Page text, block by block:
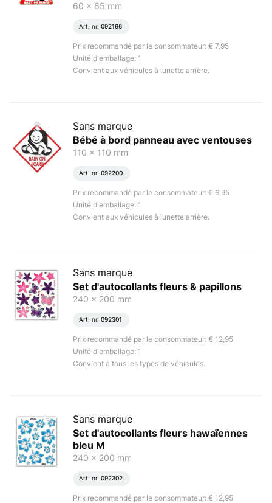
60 x 65 mm
Art. nr. 092196
Prix recommandé par le consommateur: € 7,95
Unité d'emballage: 1
Convient aux véhicules à lunette arrière.
Sans marque
Bébé à bord panneau avec ventouses
110 x 110 mm
Art. nr. 092200
Prix recommandé par le consommateur: € 6,95
Unité d'emballage: 1
Convient aux véhicules à lunette arrière.
Sans marque
Set d'autocollants fleurs & papillons
240 x 200 mm
Art. nr. 092301
Prix recommandé par le consommateur: € 12,95
Unité d'emballage: 1
Convient à tous les types de véhicules.
Sans marque
Set d'autocollants fleurs hawaïennes
bleu M
240 x 200 mm
Art. nr. 092302
Prix recommandé par le consommateur: € 12,95